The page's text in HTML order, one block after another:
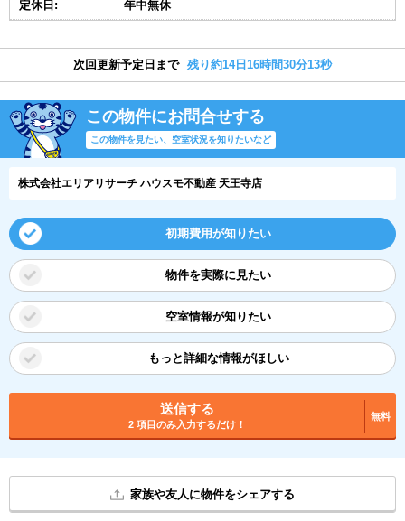
定休日: 年中無休
次回更新予定日まで 残り約14日16時間30分13秒
この物件にお問合せする
この物件を見たい、空室状況を知りたいなど
株式会社エリアリサーチ ハウスモ不動産 天王寺店
初期費用が知りたい
物件を実際に見たい
空室情報が知りたい
もっと詳細な情報がほしい
送信する
2 項目のみ入力するだけ！
無料
家族や友人に物件をシェアする